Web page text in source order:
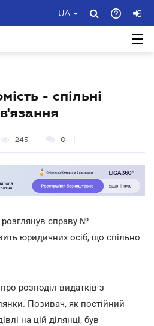
UA
- спільні
245 0
розглянув справу №
юридичних осіб, що спільно
розподіл видатків з
Позивач, як постійний
на цій ділянці, був